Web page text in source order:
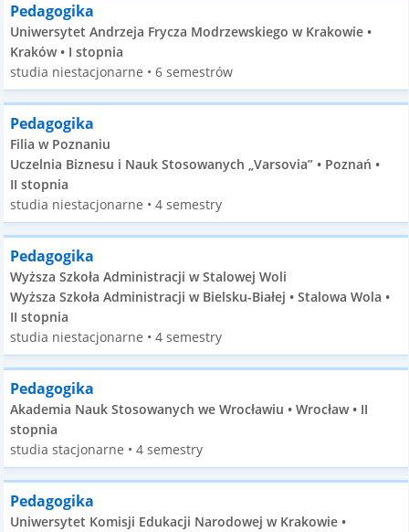
Pedagogika
Uniwersytet Andrzeja Frycza Modrzewskiego w Krakowie •
Kraków • I stopnia
studia niestacjonarne • 6 semestrów
Pedagogika
Filia w Poznaniu
Uczelnia Biznesu i Nauk Stosowanych „Varsovia” • Poznań •
II stopnia
studia niestacjonarne • 4 semestry
Pedagogika
Wyższa Szkoła Administracji w Stalowej Woli
Wyższa Szkoła Administracji w Bielsku-Białej • Stalowa Wola •
II stopnia
studia niestacjonarne • 4 semestry
Pedagogika
Akademia Nauk Stosowanych we Wrocławiu • Wrocław • II
stopnia
studia stacjonarne • 4 semestry
Pedagogika
Uniwersytet Komisji Edukacji Narodowej w Krakowie •